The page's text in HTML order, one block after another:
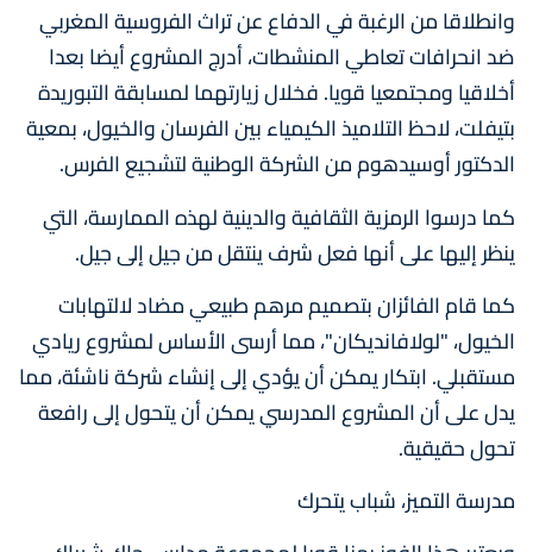
وانطلاقا من الرغبة في الدفاع عن تراث الفروسية المغربي
ضد انحرافات تعاطي المنشطات، أدرج المشروع أيضا بعدا
أخلاقيا ومجتمعيا قويا. فخلال زيارتهما لمسابقة التبوريدة
بتيفلت، لاحظ التلاميذ الكيمياء بين الفرسان والخيول، بمعية
الدكتور أوسيدهوم من الشركة الوطنية لتشجيع الفرس.
كما درسوا الرمزية الثقافية والدينية لهذه الممارسة، التي
ينظر إليها على أنها فعل شرف ينتقل من جيل إلى جيل.
كما قام الفائزان بتصميم مرهم طبيعي مضاد لالتهابات
الخيول، "لولافانديكان"، مما أرسى الأساس لمشروع ريادي
مستقبلي. ابتكار يمكن أن يؤدي إلى إنشاء شركة ناشئة، مما
يدل على أن المشروع المدرسي يمكن أن يتحول إلى رافعة
تحول حقيقية.
مدرسة التميز، شباب يتحرك